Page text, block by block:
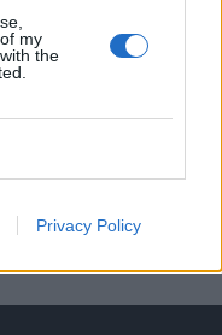
my
the
Privacy Policy